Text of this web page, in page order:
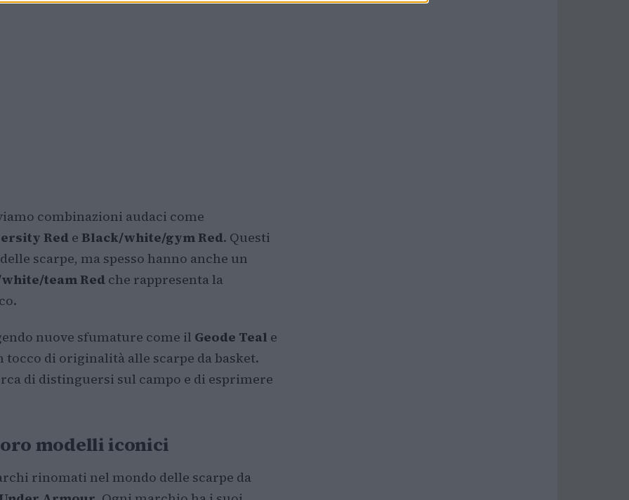
combinazioni audaci come
Rede Black/white/gym Red. Questi
scarpe, ma spesso hanno anche un
team Red che rappresenta la
nuove sfumature come il Geode Teal e
tocco di originalità alle scarpe da basket.
di distinguersi sul campo e di esprimere
modelli iconici
rinomati nel mondo delle scarpe da